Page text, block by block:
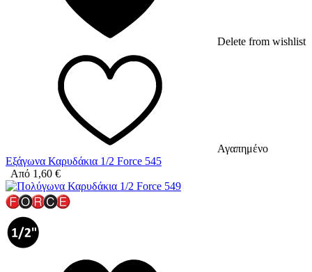
Delete from wishlist
Αγαπημένο
Εξάγωνα Καρυδάκια 1/2 Force 545
Από 1,60 €